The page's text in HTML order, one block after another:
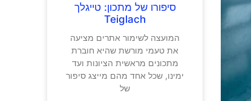
סיפורו של מתכון: טייגלך
Teiglach
המועצה לשימור אתרים מציעה
את טעמי מורשת שהיא חוברת
מתכונים מראשית הציונות ועד
ימינו, שכל אחד מהם מייצג סיפור
של